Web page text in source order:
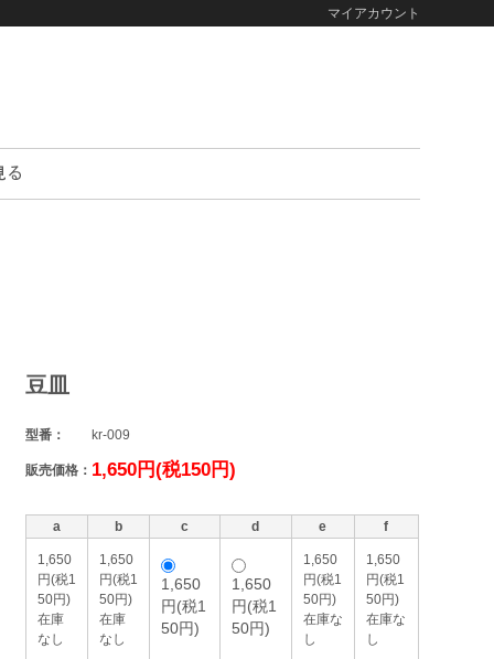
マイアカウント
豆皿
型番： kr-009
販売価格： 1,650円(税150円)
a b c d e f
1,650
円(税1
50円)
在庫
なし
1,650
円(税1
50円)
在庫
なし
1,650
円(税1
50円)
1,650
円(税1
50円)
1,650
円(税1
50円)
在庫な
し
1,650
円(税1
50円)
在庫な
し